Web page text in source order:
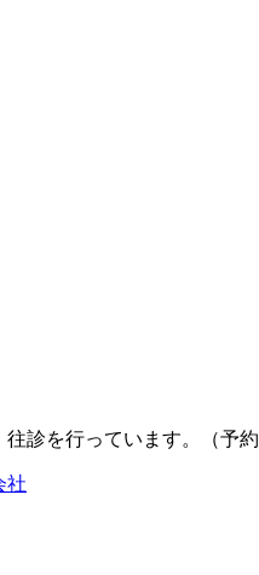
往診を行っています。（予